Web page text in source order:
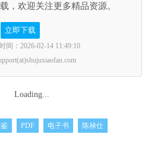
，欢迎关注更多精品资源。
立即下载
间：2026-02-14 11:49:10
Loading...
PDF 电子书 陈禄仕